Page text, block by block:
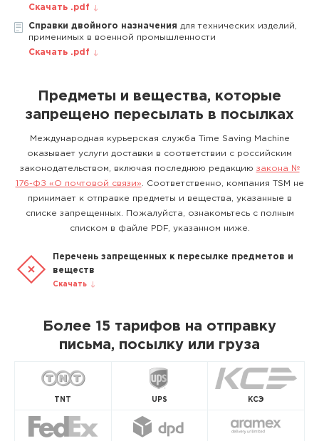
Скачать .pdf
Справки двойного назначения для технических изделий,
применимых в военной промышленности
Скачать .pdf
Предметы и вещества, которые
запрещено пересылать в посылках
Международная курьерская служба Time Saving Machine
оказывает услуги доставки в соответствии с российским
законодательством, включая последнюю редакцию закона №
176-ФЗ «О почтовой связи» . Соответственно, компания TSM не
принимает к отправке предметы и вещества, указанные в
списке запрещенных. Пожалуйста, ознакомьтесь с полным
списком в файле PDF, указанном ниже.
Перечень запрещенных к пересылке предметов и
веществ
Скачать
Более 15 тарифов на отправку
письма, посылку или груза
TNT UPS КСЭ